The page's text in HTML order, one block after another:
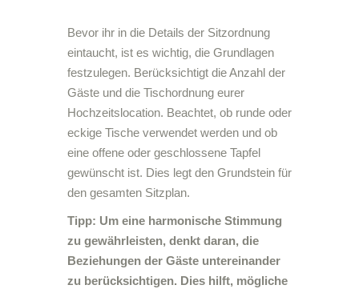
Bevor ihr in die Details der Sitzordnung
eintaucht, ist es wichtig, die Grundlagen
festzulegen. Berücksichtigt die Anzahl der
Gäste und die Tischordnung eurer
Hochzeitslocation. Beachtet, ob runde oder
eckige Tische verwendet werden und ob
eine offene oder geschlossene Tapfel
gewünscht ist. Dies legt den Grundstein für
den gesamten Sitzplan.
Tipp: Um eine harmonische Stimmung
zu gewährleisten, denkt daran, die
Beziehungen der Gäste untereinander
zu berücksichtigen. Dies hilft, mögliche